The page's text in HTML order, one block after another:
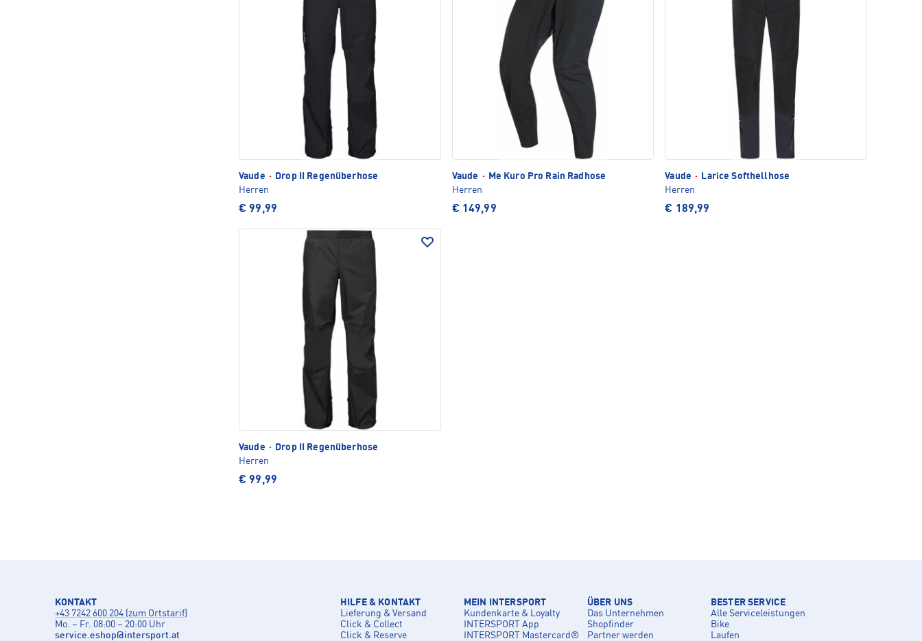
Vaude ·
Drop II Regenüberhose
Herren
€ 99,99
Vaude ·
Me Kuro Pro Rain Radhose
Herren
€ 149,99
Vaude ·
Larice Softhellhose
Herren
€ 189,99
Vaude ·
Drop II Regenüberhose
Herren
€ 99,99
KONTAKT
+43 7242 600 204 (zum Ortstarif)
Mo. – Fr. 08:00 – 20:00 Uhr
service.eshop@intersport.at
HILFE & KONTAKT
Lieferung & Versand
Click & Collect
Click & Reserve
MEIN INTERSPORT
Kundenkarte & Loyalty
INTERSPORT App
INTERSPORT Mastercard®
ÜBER UNS
Das Unternehmen
Shopfinder
Partner werden
BESTER SERVICE
Alle Serviceleistungen
Bike
Laufen